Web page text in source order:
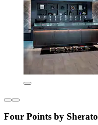
Four Points by